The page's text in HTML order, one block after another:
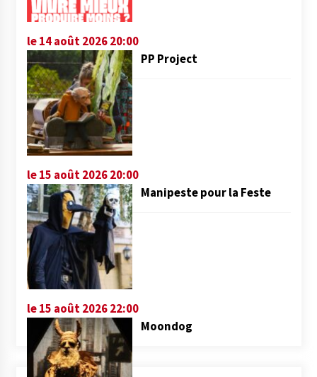
le 14 août 2026 20:00
PP Project
le 15 août 2026 20:00
Manipeste pour la Feste
le 15 août 2026 22:00
Moondog